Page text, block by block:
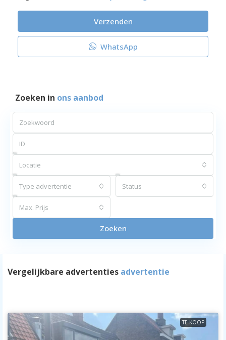
Verzenden
WhatsApp
Zoeken in ons aanbod
Locatie
Type advertentie Status
Max. Prijs
Zoeken
Vergelijkbare advertenties advertentie
TE KOOP